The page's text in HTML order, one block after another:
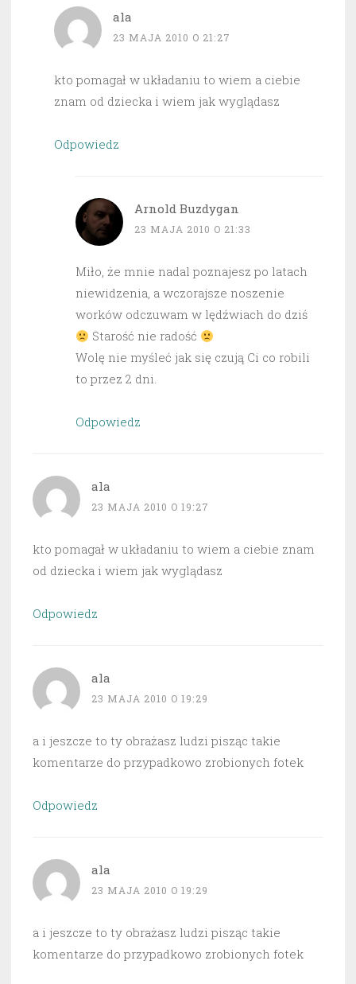
ala
23 MAJA 2010 O 21:27
kto pomagał w układaniu to wiem a ciebie
znam od dziecka i wiem jak wyglądasz
Odpowiedz
Arnold Buzdygan
23 MAJA 2010 O 21:33
Miło, że mnie nadal poznajesz po latach
niewidzenia, a wczorajsze noszenie
worków odczuwam w lędźwiach do dziś
Starość nie radość
Wolę nie myśleć jak się czują Ci co robili
to przez 2 dni.
Odpowiedz
ala
23 MAJA 2010 O 19:27
kto pomagał w układaniu to wiem a ciebie znam
od dziecka i wiem jak wyglądasz
Odpowiedz
ala
23 MAJA 2010 O 19:29
a i jeszcze to ty obrażasz ludzi pisząc takie
komentarze do przypadkowo zrobionych fotek
Odpowiedz
ala
23 MAJA 2010 O 19:29
a i jeszcze to ty obrażasz ludzi pisząc takie
komentarze do przypadkowo zrobionych fotek